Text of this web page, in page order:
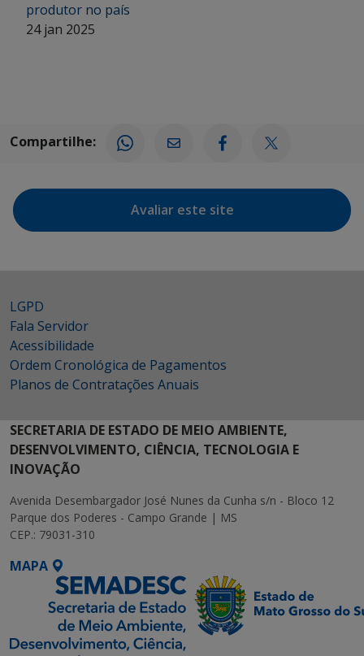
produtor no país
24 jan 2025
Compartilhe:
Avaliar este site
LGPD
Fala Servidor
Acessibilidade
Ordem Cronológica de Pagamentos
Planos de Contratações Anuais
SECRETARIA DE ESTADO DE MEIO AMBIENTE,
DESENVOLVIMENTO, CIÊNCIA, TECNOLOGIA E
INOVAÇÃO
Avenida Desembargador José Nunes da Cunha s/n - Bloco 12
Parque dos Poderes - Campo Grande | MS
CEP.: 79031-310
MAPA